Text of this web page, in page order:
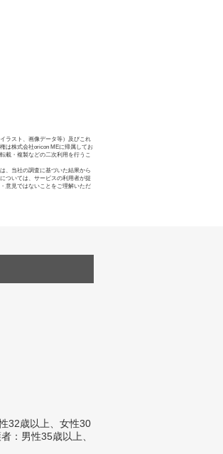
ラスト、画像データ等）及びこれ
は株式会社oricon MEに帰属してお
載・複製などの二次利用を行うこ
、当社の調査に基づいた結果から
ついては、サービスの利用者が提
意見ではないことをご理解いただ
32歳以上、女性30
：男性35歳以上、